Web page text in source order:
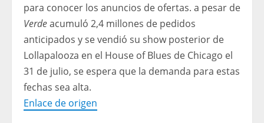
para conocer los anuncios de ofertas. a pesar de
Verdeacumuló 2,4 millones de pedidos
anticipados y se vendió su show posterior de
Lollapalooza en el House of Blues de Chicago el
31 de julio, se espera que la demanda para estas
fechas sea alta.
Enlace de origen